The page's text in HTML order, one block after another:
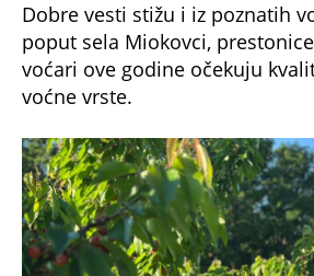
Dobre vesti stižu i iz poznatih
poput sela Miokovci,
voćari ove godine očekuju
voćne vrste.